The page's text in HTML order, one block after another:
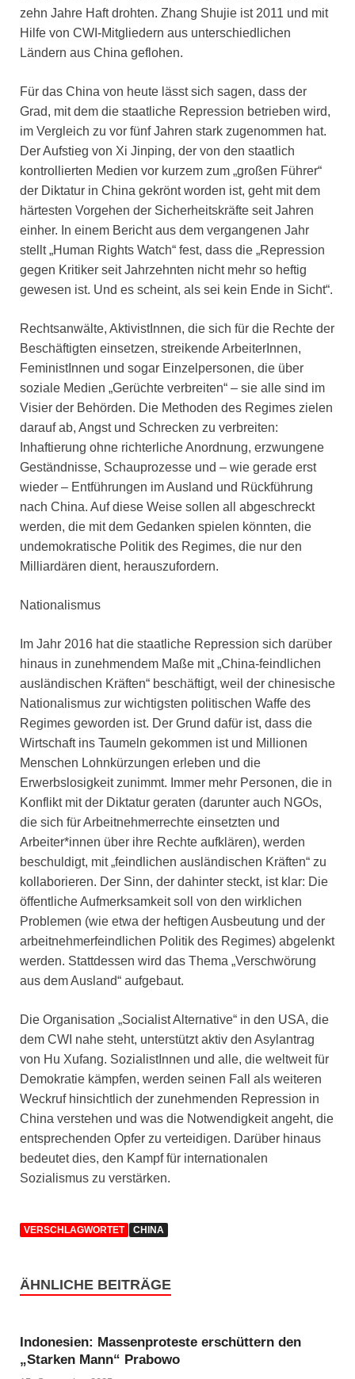
zehn Jahre Haft drohten. Zhang Shujie ist 2011 und mit
Hilfe von CWI-Mitgliedern aus unterschiedlichen
Ländern aus China geflohen.
Für das China von heute lässt sich sagen, dass der
Grad, mit dem die staatliche Repression betrieben wird,
im Vergleich zu vor fünf Jahren stark zugenommen hat.
Der Aufstieg von Xi Jinping, der von den staatlich
kontrollierten Medien vor kurzem zum „großen Führer“
der Diktatur in China gekrönt worden ist, geht mit dem
härtesten Vorgehen der Sicherheitskräfte seit Jahren
einher. In einem Bericht aus dem vergangenen Jahr
stellt „Human Rights Watch“ fest, dass die „Repression
gegen Kritiker seit Jahrzehnten nicht mehr so heftig
gewesen ist. Und es scheint, als sei kein Ende in Sicht“.
Rechtsanwälte, AktivistInnen, die sich für die Rechte der
Beschäftigten einsetzen, streikende ArbeiterInnen,
FeministInnen und sogar Einzelpersonen, die über
soziale Medien „Gerüchte verbreiten“ – sie alle sind im
Visier der Behörden. Die Methoden des Regimes zielen
darauf ab, Angst und Schrecken zu verbreiten:
Inhaftierung ohne richterliche Anordnung, erzwungene
Geständnisse, Schauprozesse und – wie gerade erst
wieder – Entführungen im Ausland und Rückführung
nach China. Auf diese Weise sollen all abgeschreckt
werden, die mit dem Gedanken spielen könnten, die
undemokratische Politik des Regimes, die nur den
Milliardären dient, herauszufordern.
Nationalismus
Im Jahr 2016 hat die staatliche Repression sich darüber
hinaus in zunehmendem Maße mit „China-feindlichen
ausländischen Kräften“ beschäftigt, weil der chinesische
Nationalismus zur wichtigsten politischen Waffe des
Regimes geworden ist. Der Grund dafür ist, dass die
Wirtschaft ins Taumeln gekommen ist und Millionen
Menschen Lohnkürzungen erleben und die
Erwerbslosigkeit zunimmt. Immer mehr Personen, die in
Konflikt mit der Diktatur geraten (darunter auch NGOs,
die sich für Arbeitnehmerrechte einsetzten und
Arbeiter*innen über ihre Rechte aufklären), werden
beschuldigt, mit „feindlichen ausländischen Kräften“ zu
kollaborieren. Der Sinn, der dahinter steckt, ist klar: Die
öffentliche Aufmerksamkeit soll von den wirklichen
Problemen (wie etwa der heftigen Ausbeutung und der
arbeitnehmerfeindlichen Politik des Regimes) abgelenkt
werden. Stattdessen wird das Thema „Verschwörung
aus dem Ausland“ aufgebaut.
Die Organisation „Socialist Alternative“ in den USA, die
dem CWI nahe steht, unterstützt aktiv den Asylantrag
von Hu Xufang. SozialistInnen und alle, die weltweit für
Demokratie kämpfen, werden seinen Fall als weiteren
Weckruf hinsichtlich der zunehmenden Repression in
China verstehen und was die Notwendigkeit angeht, die
entsprechenden Opfer zu verteidigen. Darüber hinaus
bedeutet dies, den Kampf für internationalen
Sozialismus zu verstärken.
VERSCHLAGWORTET CHINA
ÄHNLICHE BEITRÄGE
Indonesien: Massenproteste erschüttern den
„Starken Mann“ Prabowo